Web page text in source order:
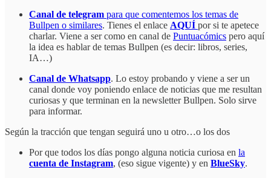
Canal de telegram para que comentemos los temas de
Bullpen o similares. Tienes el enlace AQUÍ por si te apetece
charlar. Viene a ser como en canal de Puntuacómics pero aquí
la idea es hablar de temas Bullpen (es decir: libros, series,
IA…)
Canal de Whatsapp. Lo estoy probando y viene a ser un
canal donde voy poniendo enlace de noticias que me resultan
curiosas y que terminan en la newsletter Bullpen. Solo sirve
para informar.
Según la tracción que tengan seguirá uno u otro…o los dos
Por que todos los días pongo alguna noticia curiosa en la
cuenta de Instagram, (eso sigue vigente) y en BlueSky.